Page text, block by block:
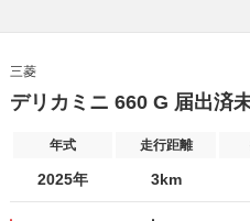
三菱
デリカミニ 660 G 届出済
年式 走行距離
2025年 3km